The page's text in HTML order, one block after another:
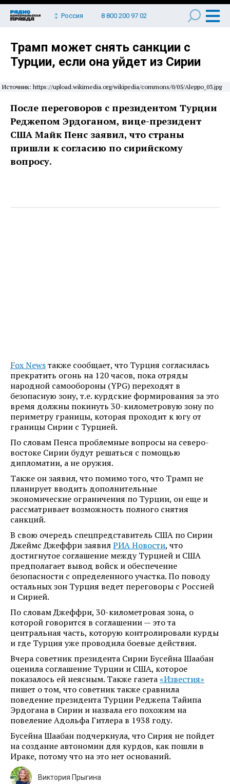
Россия 8 800 200 97 02
Трамп может снять санкции с
Турции, если она уйдет из Сирии
Источник: https://upload.wikimedia.org/wikipedia/commons/0/05/Aleppo_03.jpg
После переговоров с президентом Турции
Реджепом Эрдоганом, вице-президент
США Майк Пенс заявил, что страны
пришли к согласию по сирийскому
вопросу.
Fox Newsтакже сообщает, что Турция согласилась
прекратить огонь на 120 часов, пока отряды
народной самообороны (YPG) переходят в
безопасную зону, т.е. курдские формирования за это
время должны покинуть 30-километровую зону по
периметру границы, которая проходит к югу от
границы Сирии с Турцией.
По словам Пенса проблемные вопросы на северо-
востоке Сирии будут решаться с помощью
дипломатии, а не оружия.
Также он заявил, что помимо того, что Трамп не
планирует вводить дополнительные
экономические ограничения по Турции, он еще и
рассматривает возможность полного снятия
санкций.
В свою очередь спецпредставитель США по Сирии
Джеймс Джеффри заявилРИА Новости, что
достигнутое соглашение между Турцией и США
предполагает вывод войск и обеспечение
безопасности с определенного участка. По поводу
остальных зон Турция ведет переговоры с Россией
и Сирией.
По словам Джеффри, 30-километровая зона, о
которой говорится в соглашении — это та
центральная часть, которую контролировали курды
и где Турция уже проводила боевые действия.
Вчера советник президента Сирии Бусейна Шаабан
оценила соглашение Турции и США, которое
показалось ей неясным. Также газета«Известия»
пишет о том, что советник также сравнила
поведение президента Турции Реджепа Тайипа
Эрдогана в Сирии и назвала его похожим на
повеление Адольфа Гитлера в 1938 году.
Бусейна Шаабан подчеркнула, что Сирия не пойдет
на создание автономии для курдов, как пошли в
Ираке, потому что на это нет оснований.
Виктория Прыгина